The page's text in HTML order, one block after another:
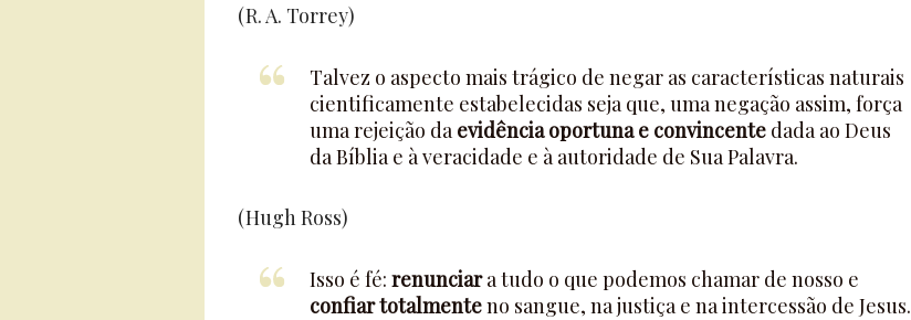
(R. A. Torrey)
Talvez o aspecto mais trágico de negar as características naturais
cientificamente estabelecidas seja que, uma negação assim, força
uma rejeição da evidência oportuna e convincentedada ao Deus
da Bíblia e à veracidade e à autoridade de Sua Palavra.
(Hugh Ross)
Isso é fé: renunciara tudo o que podemos chamar de nosso e
confiar totalmenteno sangue, na justiça e na intercessão de Jesus.